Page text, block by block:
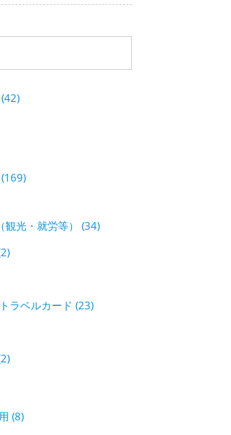
観光・就労等） (34)
ラベルカード (23)
(8)